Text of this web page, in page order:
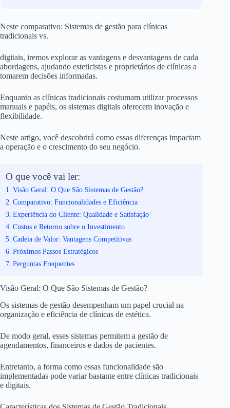
Neste comparativo: Sistemas de gestão para clínicas
tradicionais vs.
digitais, iremos explorar as vantagens e desvantagens de cada
abordagens, ajudando esteticistas e proprietários de clínicas a
tomarem decisões informadas.
Enquanto as clínicas tradicionais costumam utilizar processos
manuais e papéis, os sistemas digitais oferecem inovação e
flexibilidade.
Neste artigo, você descobrirá como essas diferenças impactam
a operação e o crescimento do seu negócio.
O que você vai ler:
Visão Geral: O Que São Sistemas de Gestão?
Comparativo: Funcionalidades e Eficiência
Experiência do Cliente: Qualidade e Satisfação
Custos e Retorno sobre o Investimento
Cadeia de Valor: Vantagens Competitivas
Próximos Passos Estratégicos
Perguntas Frequentes
Visão Geral: O Que São Sistemas de Gestão?
Os sistemas de gestão desempenham um papel crucial na
organização e eficiência de clínicas de estética.
De modo geral, esses sistemas permitem a gestão de
agendamentos, financeiros e dados de pacientes.
Entretanto, a forma como essas funcionalidade são
implementadas pode variar bastante entre clínicas tradicionais
e digitais.